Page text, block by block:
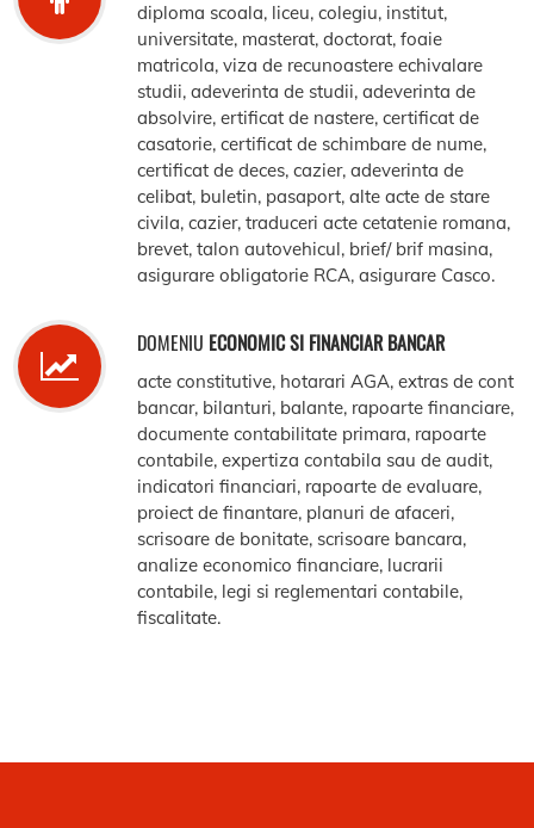
diploma scoala, liceu, colegiu, institut,
universitate, masterat, doctorat, foaie
matricola, viza de recunoastere echivalare
studii, adeverinta de studii, adeverinta de
absolvire, ertificat de nastere, certificat de
casatorie, certificat de schimbare de nume,
certificat de deces, cazier, adeverinta de
celibat, buletin, pasaport, alte acte de stare
civila, cazier, traduceri acte cetatenie romana,
brevet, talon autovehicul, brief/ brif masina,
asigurare obligatorie RCA, asigurare Casco.
DOMENIU ECONOMIC SI FINANCIAR BANCAR
acte constitutive, hotarari AGA, extras de cont
bancar, bilanturi, balante, rapoarte financiare,
documente contabilitate primara, rapoarte
contabile, expertiza contabila sau de audit,
indicatori financiari, rapoarte de evaluare,
proiect de finantare, planuri de afaceri,
scrisoare de bonitate, scrisoare bancara,
analize economico financiare, lucrarii
contabile, legi si reglementari contabile,
fiscalitate.